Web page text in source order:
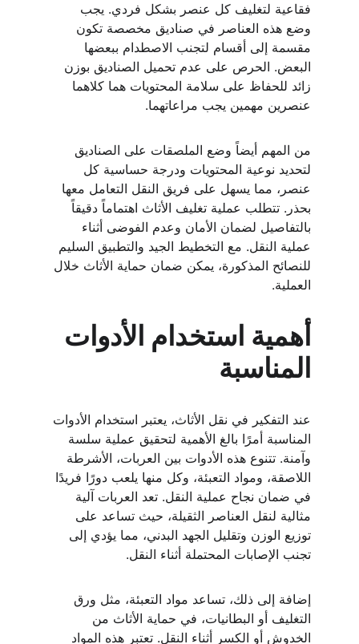
فقاعية لتغليف كل عنصر بشكل فردي. يجب
وضع هذه العناصر في صناديق مخصصة تكون
مقسمة إلى أقسام لتجنب الاصطدام ببعضها
البعض. الحرص على عدم تحميل الصناديق بوزن
زائد للحفاظ على سلامة المحتويات هما كلاهما
عنصرين مهمين يجب مراعاتهما.
من المهم أيضاً وضع الملصقات على الصناديق
لتحديد نوعية المحتويات ودرجة حساسية كل
عنصر، مما يسهل على فريق النقل التعامل معها
بحذر. تتطلب عملية تغليف الأثاث اهتماماً دقيقاً
بالتفاصيل لضمان الأمان وعدم الفوضى أثناء
عملية النقل. مع التخطيط الجيد والتطبيق السليم
للنصائح المذكورة، يمكن ضمان حماية الأثاث خلال
العملية.
أهمية استخدام الأدوات
المناسبة
عند التفكير في نقل الأثاث، يعتبر استخدام الأدوات
المناسبة أمرًا بالغ الأهمية لتحقيق عملية سلسة
وآمنة. تتنوع هذه الأدوات بين العربات، الأشرطة
اللاصقة، ومواد التعبئة، وكل منها يلعب دورًا فريدًا
في ضمان نجاح عملية النقل. تعد العربات آلية
مثالية لنقل العناصر الثقيلة، حيث تساعد على
توزيع الوزن وتقليل الجهد البدني، مما يؤدي إلى
تجنب الإصابات المحتملة أثناء النقل.
إضافة إلى ذلك، تساعد مواد التعبئة، مثل ورق
التغليف أو البطانيات، في حماية الأثاث من
الخدوش أو الكسر أثناء النقل. تعتبر هذه المواد